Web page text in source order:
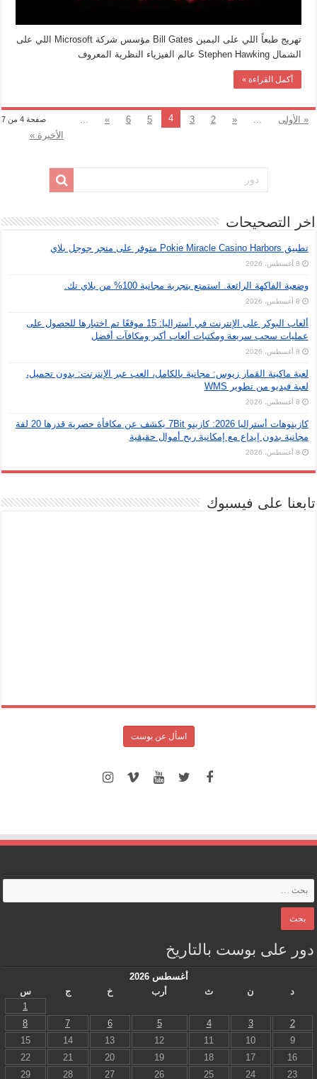
تهريج طبعاً اللي على اليمين Bill Gates مؤسس شركة Microsoft اللي على
الشمال Stephen Hawking عالم الفيزياء النظرية المعروف
أكمل القراءة »
صفحة 4 من 7 « الأولى «
2
3
4
5
6
»
الأخيرة »
اخر التصحيحات
تطبيق Pokie Miracle Casino Harbors متوفر على متجر جوجل بلاي
8 أغسطس، 2026
وضعية الفاكهة الرائعة. استمتع بتجربة مجانية 100% من بلاي تك.
8 أغسطس، 2026
ألعاب البوكر على الإنترنت في أستراليا: 15 موقعًا تم اختبارها للحصول على
عمليات سحب سريعة ومكتبات ألعاب أكبر ومكافآت أفضل
8 أغسطس، 2026
لعبة ماكينة القمار زيوس: مجانية بالكامل، العب عبر الإنترنت: بدون تحميل،
لعبة فيديو من تطوير WMS
8 أغسطس، 2026
كازينوهات أستراليا 2026: كازينو 7Bit يكشف عن مكافأة حصرية قدرها 20 لفة
مجانية بدون إيداع مع إمكانية ربح أموال حقيقية
8 أغسطس، 2026
تابعنا على فيسبوك
اسأل عن بوست
دور على بوست بالتاريخ
أغسطس 2026
د
ن ث أرب خ ج
س
1
2
3
4
5
6
7
8
9
10
11
12
13
14
15
16
17
18
19
20
21
22
23
24
25
26
27
28
29